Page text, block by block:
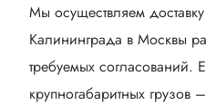
Мы осуществляем
Калининграда в Москвы
требуемых согласований.
крупногабаритных грузов